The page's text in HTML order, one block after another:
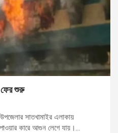
ফের শুরু
সাতখামাইর এলাকায়
কারে আগুন লেগে যায়।…